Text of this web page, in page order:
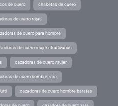
de cuero chaketas de cuero
de cuero rojas
de cuero para hombre
de cuero mujer stradivarius
cazadoras de cuero mujer
de cuero hombre zara
cazadoras de cuero hombre baratas